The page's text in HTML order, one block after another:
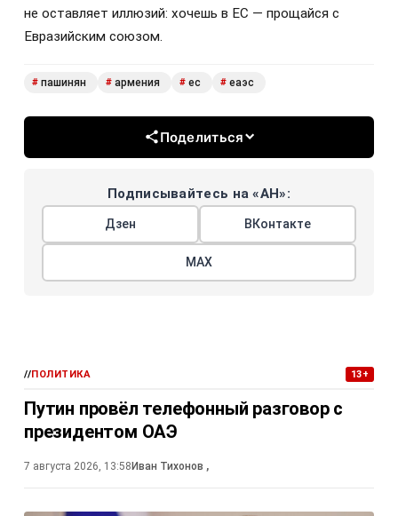
не оставляет иллюзий: хочешь в ЕС — прощайся с
Евразийским союзом.
# пашинян # армения # ес # еаэс
Поделиться
Подписывайтесь на «АН»:
Дзен ВКонтакте
МАХ
//ПОЛИТИКА 13+
Путин провёл телефонный разговор с
президентом ОАЭ
7 августа 2026, 13:58Иван Тихонов ,